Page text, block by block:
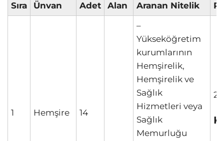
Sıra Ünvan Adet Alan Aranan Nitelik
1 Hemşire 14
–
Yükseköğretim
kurumlarının
Hemşirelik,
Hemşirelik ve
Sağlık
Hizmetleri veya
Sağlık
Memurluğu